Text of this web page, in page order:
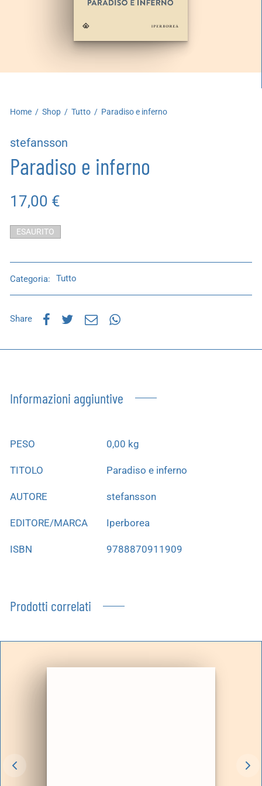
Home / Shop / Tutto / Paradiso e inferno
stefansson
Paradiso e inferno
17,00 €
ESAURITO
Categoria: Tutto
Share
Informazioni aggiuntive
PESO 0,00 kg
TITOLO Paradiso e inferno
AUTORE stefansson
EDITORE/MARCA Iperborea
ISBN 9788870911909
Prodotti correlati